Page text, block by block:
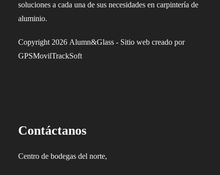
soluciones a cada una de sus necesidades en carpintería de
aluminio.
Copyright 2026 Alumn&Glass - Sitio web creado por
GPSMovilTrackSoft
Contáctanos
Centro de bodegas del norte,